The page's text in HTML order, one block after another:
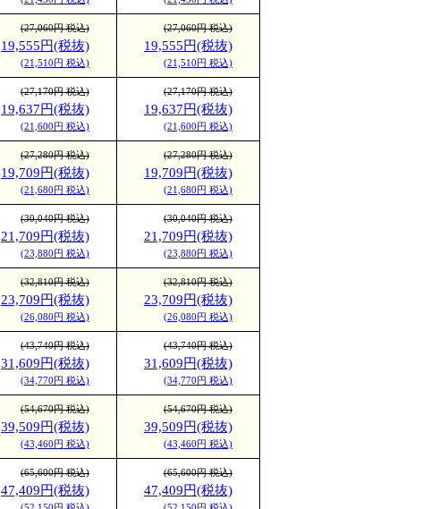
(27,060円 税込)
19,555円(税抜)
(21,510円 税込)
(27,060円 税込)
19,555円(税抜)
(21,510円 税込)
(27,170円 税込)
19,637円(税抜)
(21,600円 税込)
(27,170円 税込)
19,637円(税抜)
(21,600円 税込)
(27,280円 税込)
19,709円(税抜)
(21,680円 税込)
(27,280円 税込)
19,709円(税抜)
(21,680円 税込)
(30,040円 税込)
21,709円(税抜)
(23,880円 税込)
(30,040円 税込)
21,709円(税抜)
(23,880円 税込)
(32,810円 税込)
23,709円(税抜)
(26,080円 税込)
(32,810円 税込)
23,709円(税抜)
(26,080円 税込)
(43,740円 税込)
31,609円(税抜)
(34,770円 税込)
(43,740円 税込)
31,609円(税抜)
(34,770円 税込)
(54,670円 税込)
39,509円(税抜)
(43,460円 税込)
(54,670円 税込)
39,509円(税抜)
(43,460円 税込)
(65,600円 税込)
47,409円(税抜)
(65,600円 税込)
47,409円(税抜)